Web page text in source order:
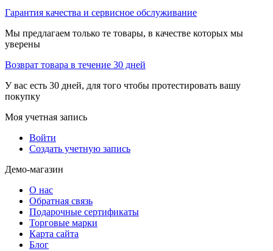
Гарантия качества и сервисное обслуживание
Мы предлагаем только те товары, в качестве которых мы
уверены
Возврат товара в течение 30 дней
У вас есть 30 дней, для того чтобы протестировать вашу
покупку
Моя учетная запись
Войти
Создать учетную запись
Демо-магазин
О нас
Обратная связь
Подарочные сертификаты
Торговые марки
Карта сайта
Блог